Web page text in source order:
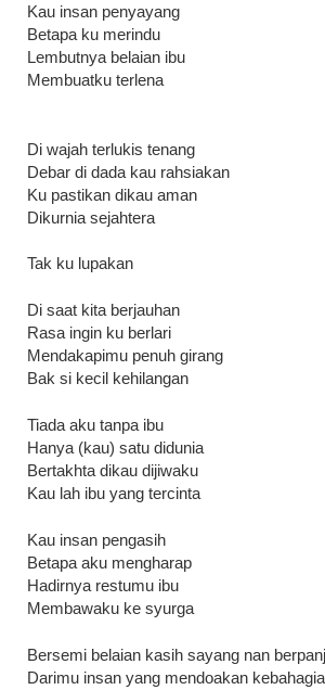
Kau insan penyayang
Betapa ku merindu
Lembutnya belaian ibu
Membuatku terlena
Di wajah terlukis tenang
Debar di dada kau rahsiakan
Ku pastikan dikau aman
Dikurnia sejahtera
Tak ku lupakan
Di saat kita berjauhan
Rasa ingin ku berlari
Mendakapimu penuh girang
Bak si kecil kehilangan
Tiada aku tanpa ibu
Hanya (kau) satu didunia
Bertakhta dikau dijiwaku
Kau lah ibu yang tercinta
Kau insan pengasih
Betapa aku mengharap
Hadirnya restumu ibu
Membawaku ke syurga
Bersemi belaian kasih sayang nan
Darimu insan yang mendoakan